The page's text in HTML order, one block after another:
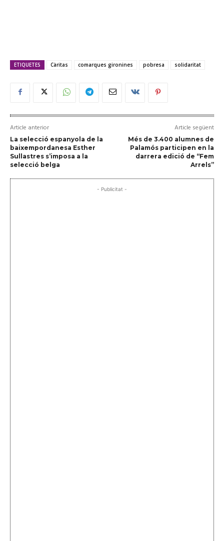
ETIQUETES Càritas comarques gironines pobresa solidaritat
Article anterior
La selecció espanyola de la
baixempordanesa Esther
Sullastres s’imposa a la
selecció belga
Article següent
Més de 3.400 alumnes de
Palamós participen en la
darrera edició de “Fem
Arrels”
- Publicitat -